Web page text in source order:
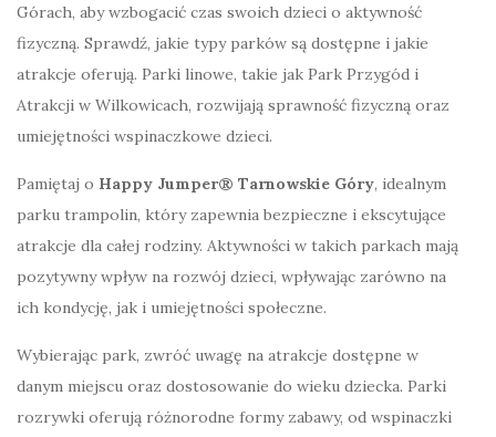
Górach, aby wzbogacić czas swoich dzieci o aktywność
fizyczną. Sprawdź, jakie typy parków są dostępne i jakie
atrakcje oferują. Parki linowe, takie jak Park Przygód i
Atrakcji w Wilkowicach, rozwijają sprawność fizyczną oraz
umiejętności wspinaczkowe dzieci.
Pamiętaj o Happy Jumper® Tarnowskie Góry, idealnym
parku trampolin, który zapewnia bezpieczne i ekscytujące
atrakcje dla całej rodziny. Aktywności w takich parkach mają
pozytywny wpływ na rozwój dzieci, wpływając zarówno na
ich kondycję, jak i umiejętności społeczne.
Wybierając park, zwróć uwagę na atrakcje dostępne w
danym miejscu oraz dostosowanie do wieku dziecka. Parki
rozrywki oferują różnorodne formy zabawy, od wspinaczki